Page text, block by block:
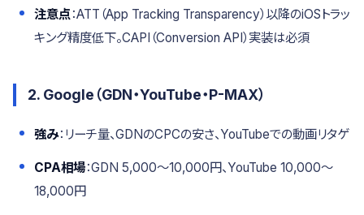
注意点 ：ATT（App Tracking Transparency）以降のiOSトラッ
キング精度低下。CAPI（Conversion API）実装は必須
2. Google（GDN・YouTube・P-MAX）
強み：リーチ量、GDNのCPCの安さ、YouTubeでの動画リタゲ
CPA相場：GDN 5,000〜10,000円、YouTube 10,000〜
18,000円